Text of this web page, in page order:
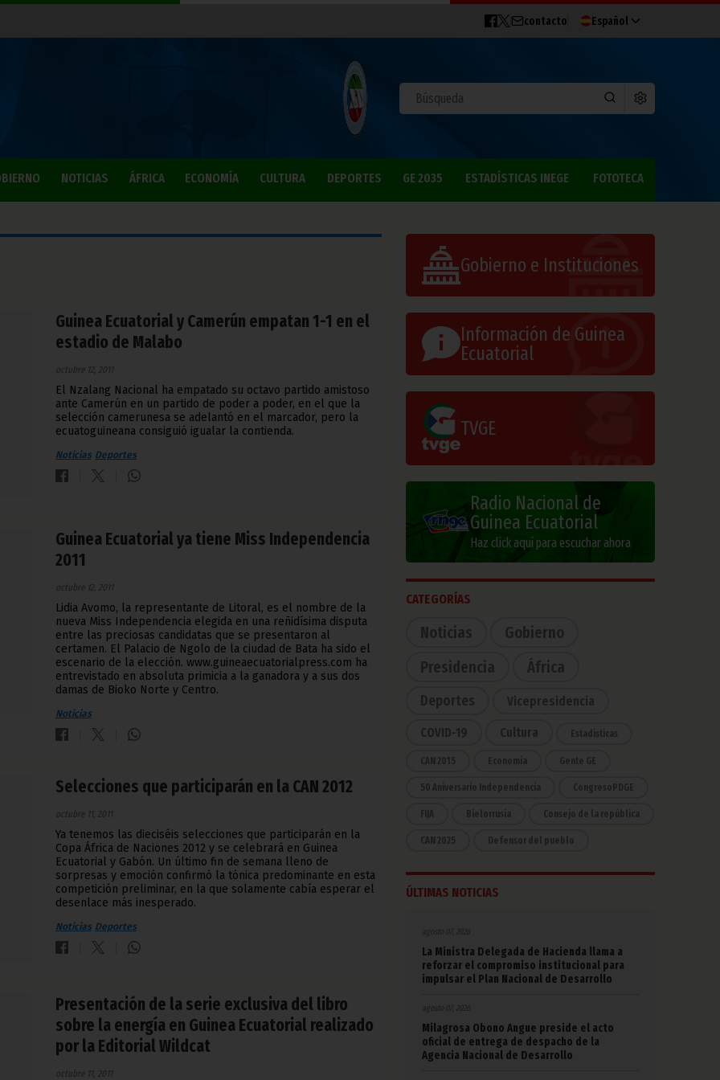
contacto Español
NOTICIAS ÁFRICA ECONOMÍA CULTURA DEPORTES GE 2035 ESTADÍSTICAS INEGE FOTOTECA
Guinea Ecuatorial y Camerún empatan 1-1 en el
estadio de Malabo
octubre 12, 2011
El Nzalang Nacional ha empatado su octavo partido amistoso
ante Camerún en un partido de poder a poder, en el que la
selección camerunesa se adelantó en el marcador, pero la
ecuatoguineana consiguió igualar la contienda.
Noticias Deportes
Guinea Ecuatorial ya tiene Miss Independencia
2011
octubre 12, 2011
Lidia Avomo, la representante de Litoral, es el nombre de la
nueva Miss Independencia elegida en una reñidísima disputa
entre las preciosas candidatas que se presentaron al
certamen. El Palacio de Ngolo de la ciudad de Bata ha sido el
escenario de la elección. www.guineaecuatorialpress.com ha
entrevistado en absoluta primicia a la ganadora y a sus dos
damas de Bioko Norte y Centro.
Noticias
Selecciones que participarán en la CAN 2012
octubre 11, 2011
Ya tenemos las dieciséis selecciones que participarán en la
Copa África de Naciones 2012 y se celebrará en Guinea
Ecuatorial y Gabón. Un último fin de semana lleno de
sorpresas y emoción confirmó la tónica predominante en esta
competición preliminar, en la que solamente cabía esperar el
desenlace más inesperado.
Noticias Deportes
Presentación de la serie exclusiva del libro
sobre la energía en Guinea Ecuatorial realizado
por la Editorial Wildcat
octubre 11, 2011
Gobierno e Instituciones
Información de Guinea
Ecuatorial
TVGE
Radio Nacional de
Guinea Ecuatorial
Haz click aquí para escuchar ahora
CATEGORÍAS
Noticias
Gobierno
Presidencia
África
Deportes Vicepresidencia
COVID-19 Cultura Estadísticas
CAN 2015 Economía Gente GE
50 Aniversario Independencia CongresoPDGE
FIJA Bielorrusia Consejo de la república
CAN 2025 Defensor del pueblo
ÚLTIMAS NOTICIAS
agosto 07, 2026
La Ministra Delegada de Hacienda llama a
reforzar el compromiso institucional para
impulsar el Plan Nacional de Desarrollo
agosto 07, 2026
Milagrosa Obono Angue preside el acto
oficial de entrega de despacho de la
Agencia Nacional de Desarrollo